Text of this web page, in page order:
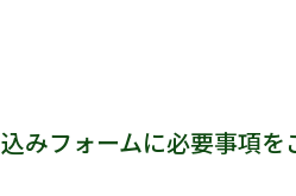
みフォームに必要事項